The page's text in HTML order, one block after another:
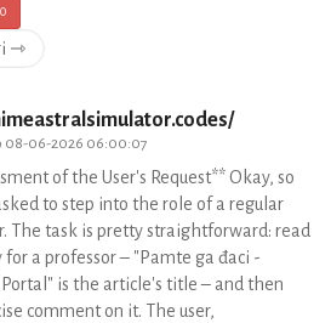
0
⇾
08-06-2026 06:00:07
of the User's Request** Okay, so
to step into the role of a regular
The task is pretty straightforward: read
for a professor – "Pamte ga đaci -
is the article's title – and then
comment on it. The user,